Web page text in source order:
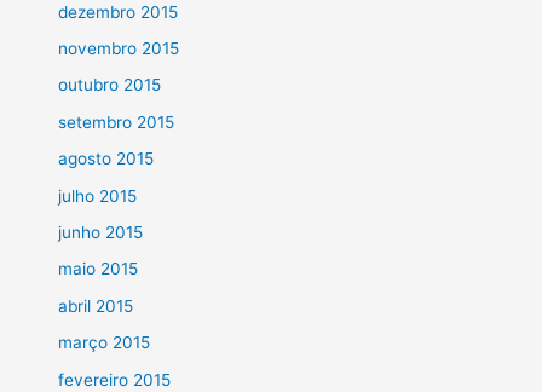
dezembro 2015
novembro 2015
outubro 2015
setembro 2015
agosto 2015
julho 2015
junho 2015
maio 2015
abril 2015
março 2015
fevereiro 2015